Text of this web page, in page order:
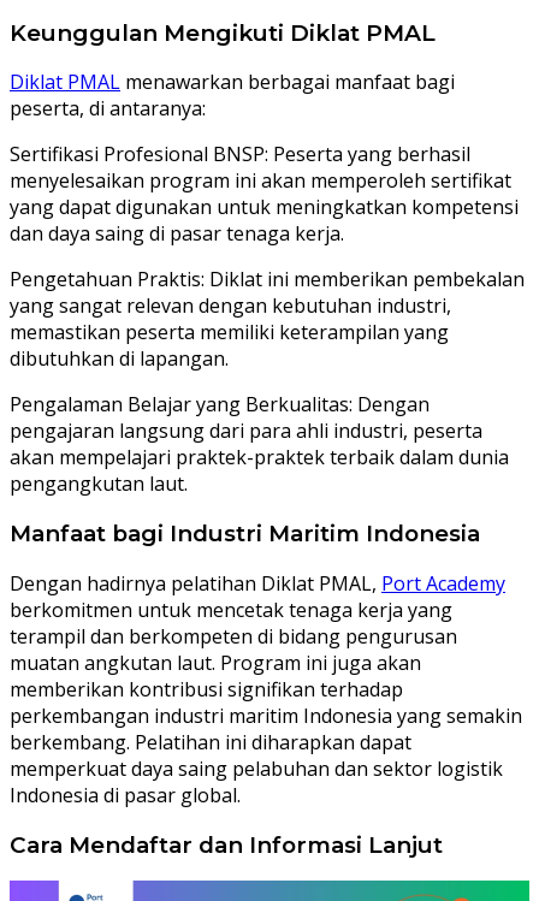
Keunggulan Mengikuti Diklat PMAL
Diklat PMAL menawarkan berbagai manfaat bagi
peserta, di antaranya:
Sertifikasi Profesional BNSP: Peserta yang berhasil
menyelesaikan program ini akan memperoleh sertifikat
yang dapat digunakan untuk meningkatkan kompetensi
dan daya saing di pasar tenaga kerja.
Pengetahuan Praktis: Diklat ini memberikan pembekalan
yang sangat relevan dengan kebutuhan industri,
memastikan peserta memiliki keterampilan yang
dibutuhkan di lapangan.
Pengalaman Belajar yang Berkualitas: Dengan
pengajaran langsung dari para ahli industri, peserta
akan mempelajari praktek-praktek terbaik dalam dunia
pengangkutan laut.
Manfaat bagi Industri Maritim Indonesia
Dengan hadirnya pelatihan Diklat PMAL, Port Academy
berkomitmen untuk mencetak tenaga kerja yang
terampil dan berkompeten di bidang pengurusan
muatan angkutan laut. Program ini juga akan
memberikan kontribusi signifikan terhadap
perkembangan industri maritim Indonesia yang semakin
berkembang. Pelatihan ini diharapkan dapat
memperkuat daya saing pelabuhan dan sektor logistik
Indonesia di pasar global.
Cara Mendaftar dan Informasi Lanjut